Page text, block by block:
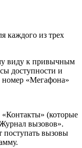
каждого из трех
виду к привычным
доступности и
номер «Мегафона»
(которые
вызовов».
поступать вызовы